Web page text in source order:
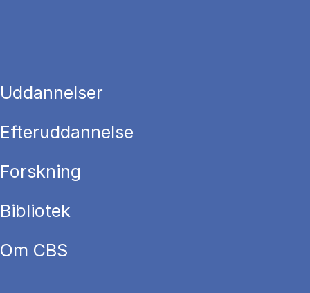
Uddannelser
Efteruddannelse
Forskning
Bibliotek
Om CBS